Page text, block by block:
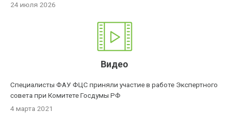
24 июля 2026
Видео
Специалисты ФАУ ФЦС приняли участие в работе Экспертного
совета при Комитете Госдумы РФ
4 марта 2021